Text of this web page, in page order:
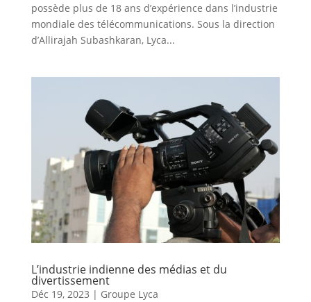
possède plus de 18 ans d’expérience dans l’industrie
mondiale des télécommunications. Sous la direction
d’Allirajah Subashkaran, Lyca...
L’industrie indienne des médias et du
divertissement
Déc 19, 2023 | Groupe Lyca